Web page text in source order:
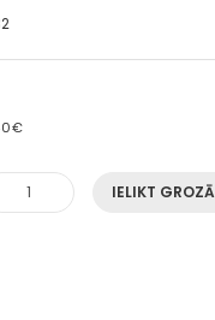
IELIKT GROZĀ